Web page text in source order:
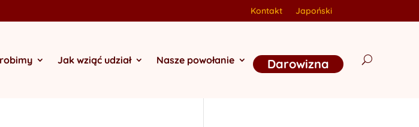
Kontakt Japoński
Jak wziąć udział Nasze powołanie Darowizna